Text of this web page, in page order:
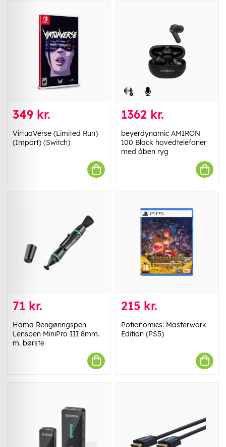
349 kr.
VirtuaVerse (Limited Run)
(Import) (Switch)
1362 kr.
beyerdynamic AMIRON
100 Black hovedtelefoner
med åben ryg
71 kr.
Hama Rengøringspen
Lenspen MiniPro III 8mm.
m. børste
215 kr.
Potionomics: Masterwork
Edition (PS5)